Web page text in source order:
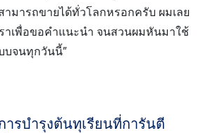
มารถขายได้ทั่วโลกหรอกครับ ผมเลย
าเพื่อขอคำแนะนำ จนสวนผมหันมาใช้
บจนทุกวันนี้”
ารบำรุงต้นทุเรียนที่การันตี